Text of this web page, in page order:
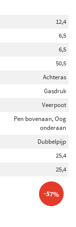
12,4
6,5
6,5
50,5
Achteras
Gasdruk
Veerpoot
Pen bovenaan, Oog
onderaan
Dubbelpijp
25,4
25,4
-57%